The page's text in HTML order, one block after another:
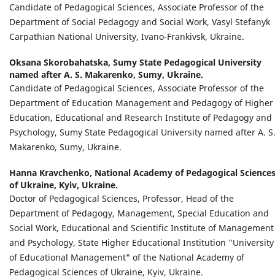
Candidate of Pedagogical Sciences, Associate Professor of the
Department of Social Pedagogy and Social Work, Vasyl Stefanyk
Carpathian National University, Ivano-Frankivsk, Ukraine.
Oksana Skorobahatska, Sumy State Pedagogical University
named after A. S. Makarenko, Sumy, Ukraine.
Candidate of Pedagogical Sciences, Associate Professor of the
Department of Education Management and Pedagogy of Higher
Education, Educational and Research Institute of Pedagogy and
Psychology, Sumy State Pedagogical University named after A. S.
Makarenko, Sumy, Ukraine.
Hanna Kravchenko, National Academy of Pedagogical Sciences
of Ukraine, Kyiv, Ukraine.
Doctor of Pedagogical Sciences, Professor, Head of the
Department of Pedagogy, Management, Special Education and
Social Work, Educational and Scientific Institute of Management
and Psychology, State Higher Educational Institution "University
of Educational Management" of the National Academy of
Pedagogical Sciences of Ukraine, Kyiv, Ukraine.